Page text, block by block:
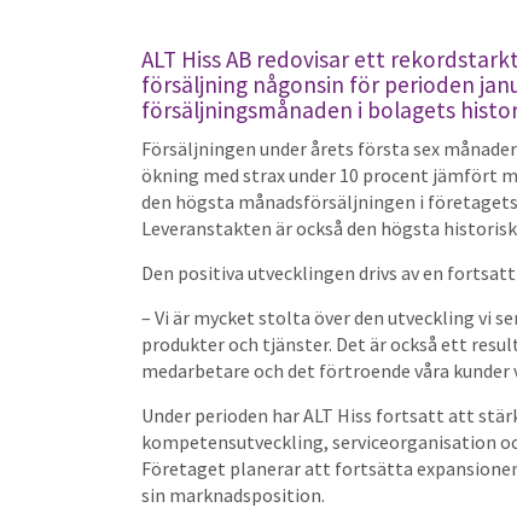
ALT Hiss AB redovisar ett
försäljning någonsin för perioden
försäljningsmånaden i bolagets
Försäljningen under årets första sex
ökning med strax under 10 procent jämfört
den högsta månadsförsäljningen i
Leveranstakten är också den högsta
Den positiva utvecklingen drivs av en
– Vi är mycket stolta över den utveckling vi
produkter och tjänster. Det är också ett
medarbetare och det förtroende våra kunder
Under perioden har ALT Hiss fortsatt att
kompetensutveckling, serviceorganisation
Företaget planerar att fortsätta
sin marknadsposition.